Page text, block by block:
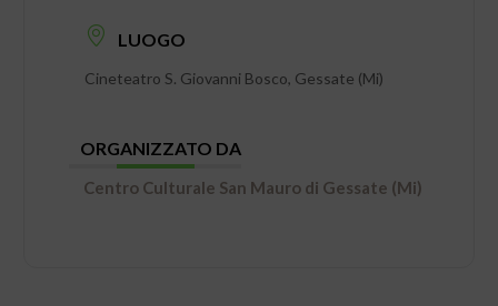
LUOGO
Cineteatro S. Giovanni Bosco, Gessate (Mi)
ORGANIZZATO DA
Centro Culturale San Mauro di Gessate (Mi)